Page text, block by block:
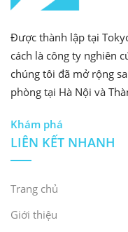
Được thành lập tại
cách là công ty nghiên
chúng tôi đã mở rộng
phòng tại Hà Nội và
Khám phá
LIÊN KẾT NHANH
Trang chủ
Giới thiệu